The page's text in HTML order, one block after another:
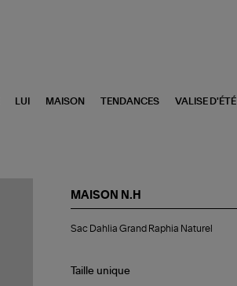
LUI MAISON TENDANCES VALISE D'ÉTÉ
MAISON N.H
Dahlia
Naturel
Sac Dahlia Grand Raphia Naturel
Taille unique